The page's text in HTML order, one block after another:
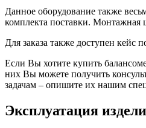
Данное оборудование также
комплекта поставки.
Для заказа также доступен
Если Вы хотите купить
них Вы можете получить
задачам – опишите их нашим
Эксплуатация